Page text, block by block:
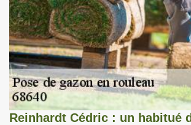
Reinhardt Cédric : un habitué